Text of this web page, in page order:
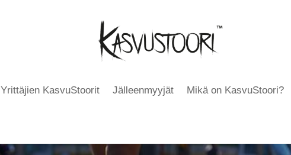
Yrittäjien KasvuStoorit Jälleenmyyjät Mikä on KasvuStoori?